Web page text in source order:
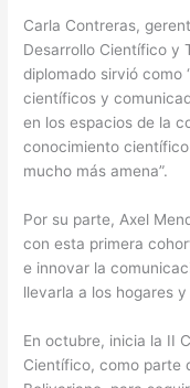
Carla Contreras,
Desarrollo Científico y
diplomado sirvió como
científicos y
en los espacios de la
conocimiento
mucho más amena”.
Por su parte, Axel
con esta primera
e innovar la
llevarla a los hogares
En octubre, inicia la II
Científico, como parte